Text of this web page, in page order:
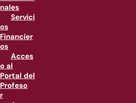
nales
Servici
os
Financier
os
Acces
o al
Portal del
Profeso
r